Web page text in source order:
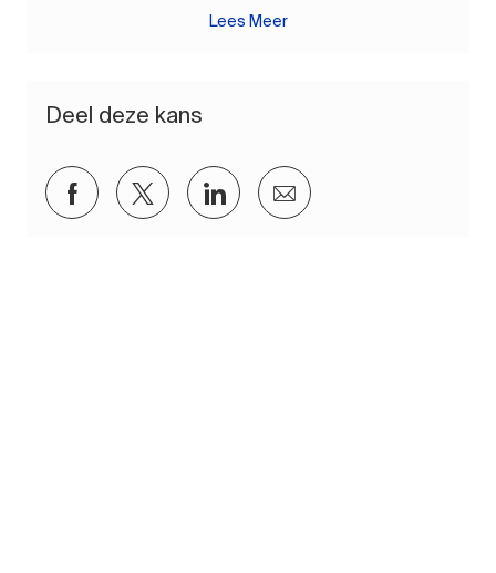
Lees Meer
Deel deze kans
Delen via Facebook
Delen via twitter
Delen via LinkedIn
Delen via e-mail